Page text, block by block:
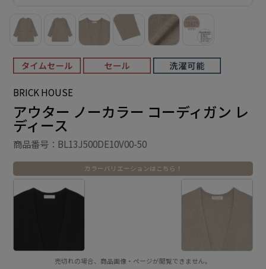
BRICK HOUSE
アウター ノーカラー コーディガン レ
ディース
商品番号：BL13J500DE10V00-50
カラーバリエーションはこちら！
売切れの場合、商品画像・ページが閲覧できません。